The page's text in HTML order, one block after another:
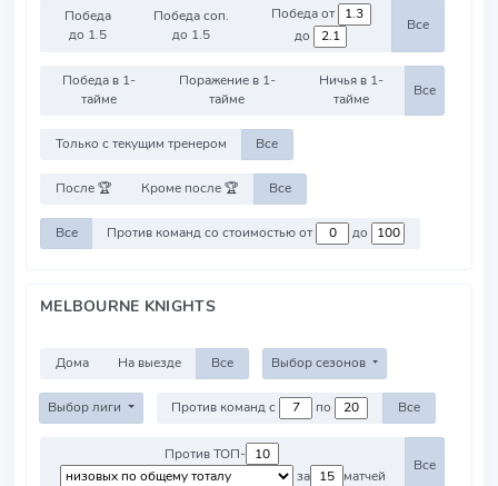
Победа
до 1.5
Победа соп.
до 1.5
Победа от
до
Все
Победа в 1-
тайме
Поражение в 1-
тайме
Ничья в 1-
тайме
Все
Только с текущим тренером Все
После 🏆 Кроме после 🏆 Все
Все Против команд со стоимостью от до
MELBOURNE KNIGHTS
Дома На выезде Все Выбор сезонов
Выбор лиги Против команд с по Все
Против ТОП-
за
матчей
Все